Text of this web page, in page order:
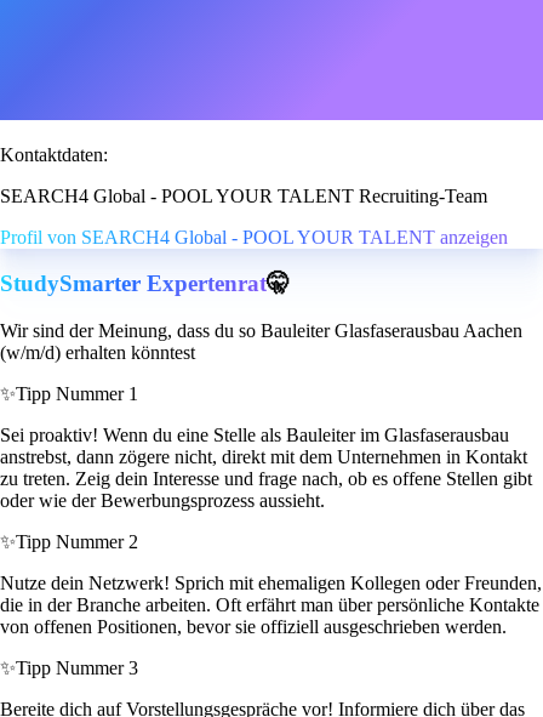
Kontaktdaten:
SEARCH4 Global - POOL YOUR TALENT Recruiting-Team
Profil von SEARCH4 Global - POOL YOUR TALENT anzeigen
StudySmarter Expertenrat🤫
Wir sind der Meinung, dass du so Bauleiter Glasfaserausbau Aachen
(w/m/d) erhalten könntest
✨Tipp Nummer 1
Sei proaktiv! Wenn du eine Stelle als Bauleiter im Glasfaserausbau
anstrebst, dann zögere nicht, direkt mit dem Unternehmen in Kontakt
zu treten. Zeig dein Interesse und frage nach, ob es offene Stellen gibt
oder wie der Bewerbungsprozess aussieht.
✨Tipp Nummer 2
Nutze dein Netzwerk! Sprich mit ehemaligen Kollegen oder Freunden,
die in der Branche arbeiten. Oft erfährt man über persönliche Kontakte
von offenen Positionen, bevor sie offiziell ausgeschrieben werden.
✨Tipp Nummer 3
Bereite dich auf Vorstellungsgespräche vor! Informiere dich über das